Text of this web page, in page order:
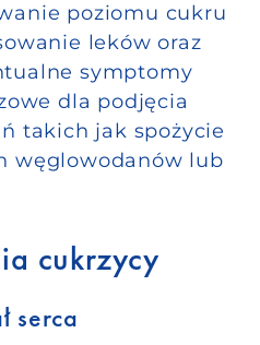
poziomu cukru
leków oraz
symptomy
dla podjęcia
takich jak spożycie
węglowodanów lub
cukrzycy
serca